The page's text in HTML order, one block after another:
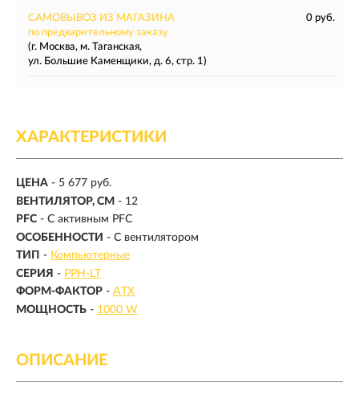
САМОВЫВОЗ ИЗ МАГАЗИНА
0 руб.
по предварительному заказу
(г. Москва, м. Таганская,
ул. Большие Каменщики, д. 6, стр. 1)
ХАРАКТЕРИСТИКИ
ЦЕНА - 5 677 руб.
ВЕНТИЛЯТОР, СМ - 12
PFC - С активным PFC
ОСОБЕННОСТИ - С вентилятором
ТИП - Компьютерные
СЕРИЯ - PPH-LT
ФОРМ-ФАКТОР - ATX
МОЩНОСТЬ - 1000 W
ОПИСАНИЕ